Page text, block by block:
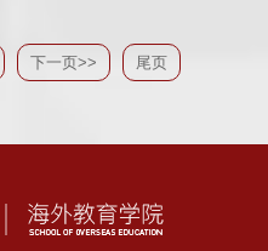
下一页>> 尾页